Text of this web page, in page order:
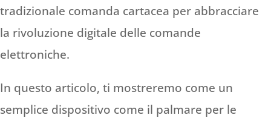
tradizionale comanda cartacea per abbracciare
la rivoluzione digitale delle comande
elettroniche.
In questo articolo, ti mostreremo come un
semplice dispositivo come il palmare per le